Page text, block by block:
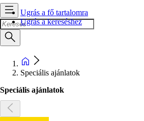
Ugrás a fő tartalomra
Ugrás a kereséshez
Speciális ajánlatok
Speciális ajánlatok